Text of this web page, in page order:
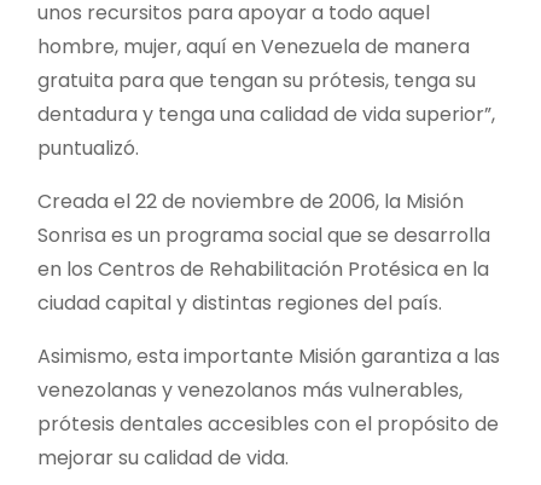
unos recursitos para apoyar a todo aquel
hombre, mujer, aquí en Venezuela de manera
gratuita para que tengan su prótesis, tenga su
dentadura y tenga una calidad de vida superior”,
puntualizó.
Creada el 22 de noviembre de 2006, la Misión
Sonrisa es un programa social que se desarrolla
en los Centros de Rehabilitación Protésica en la
ciudad capital y distintas regiones del país.
Asimismo, esta importante Misión garantiza a las
venezolanas y venezolanos más vulnerables,
prótesis dentales accesibles con el propósito de
mejorar su calidad de vida.